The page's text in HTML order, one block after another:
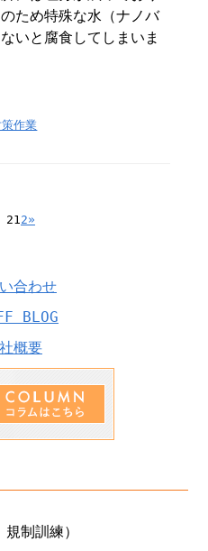
ため特殊な水（ナノバ
いと腐食してしまいま
作業
212»
制訓練）